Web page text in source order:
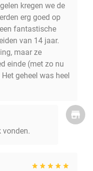
kregen we de
erg goed op
fantastische
van 14 jaar.
maar ze
einde (met zo nu
geheel was heel
vonden.